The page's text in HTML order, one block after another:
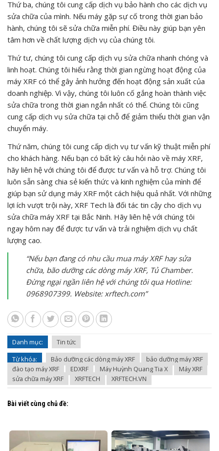
Thứ ba, chúng tôi cung cấp dịch vụ bảo hành cho các dịch vụ
sửa chữa của mình. Nếu máy gặp sự cố trong thời gian bảo
hành, chúng tôi sẽ sửa chữa miễn phí. Điều này giúp bạn yên
tâm hơn về chất lượng dịch vụ của chúng tôi.
Thứ tư, chúng tôi cung cấp dịch vụ sửa chữa nhanh chóng và
linh hoạt. Chúng tôi hiểu rằng thời gian ngừng hoạt động của
máy XRF có thể gây ảnh hưởng đến hoạt động sản xuất của
doanh nghiệp. Vì vậy, chúng tôi luôn cố gắng hoàn thành việc
sửa chữa trong thời gian ngắn nhất có thể. Chúng tôi cũng
cung cấp dịch vụ sửa chữa tại chỗ để giảm thiểu thời gian vận
chuyển máy.
Thứ năm, chúng tôi cung cấp dịch vụ tư vấn kỹ thuật miễn phí
cho khách hàng. Nếu bạn có bất kỳ câu hỏi nào về máy XRF,
hãy liên hệ với chúng tôi để được tư vấn và hỗ trợ. Chúng tôi
luôn sẵn sàng chia sẻ kiến thức và kinh nghiệm của mình để
giúp bạn sử dụng máy XRF một cách hiệu quả nhất. Với những
lợi ích vượt trội này, XRF Tech là đối tác tin cậy cho dịch vụ
sửa chữa máy XRF tại Bắc Ninh. Hãy liên hệ với chúng tôi
ngay hôm nay để được tư vấn và trải nghiệm dịch vụ chất
lượng cao.
“Nếu bạn đang có nhu cầu mua máy XRF hay sửa
chữa, bão dưỡng các dòng máy XRF, Tủ Chamber.
Đừng ngại ngần liên hệ với chúng tôi qua Hotline:
0968907399. Website: xrftech.com”
Danh mục:
Tin tức
Từ khóa:
Bảo dưỡng các dòng máy XRF
bảo dưỡng máy XRF
đào tạo máy XRF
EDXRF Máy Huỳnh Quang Tia X
Máy XRF
sửa chữa máy XRF
XRFTECH XRFTECH.VN
Bài viết cùng chủ đề: